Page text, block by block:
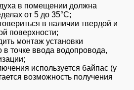
в помещении должна
от 5 до 35°C;
в наличии твердой и
поверхности;
монтаж установки
в точке ввода водопровода,
используется байпас (у
возможность получения